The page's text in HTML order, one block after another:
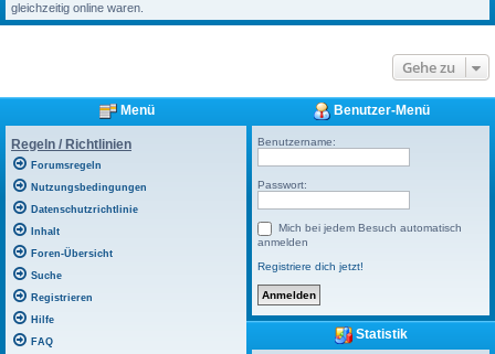
gleichzeitig online waren.
Gehe zu
Menü
Regeln / Richtlinien
Forumsregeln
Nutzungsbedingungen
Datenschutzrichtlinie
Inhalt
Foren-Übersicht
Suche
Registrieren
Hilfe
FAQ
Benutzer-Menü
Benutzername:
Passwort:
Mich bei jedem Besuch automatisch
anmelden
Registriere dich jetzt!
Statistik